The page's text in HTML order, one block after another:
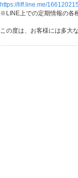
https://liff.line.me/
※LINE上での定期情報の各
この度は、お客様には多大